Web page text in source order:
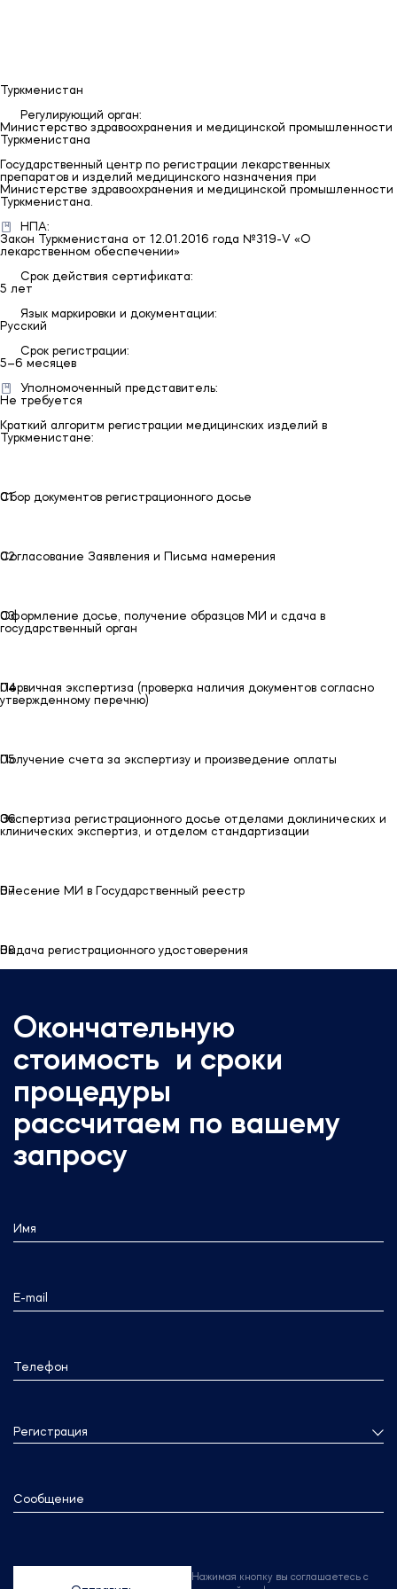
Туркменистан
Регулирующий орган:
Министерство здравоохранения и медицинской промышленности
Туркменистана
Государственный центр по регистрации лекарственных
препаратов и изделий медицинского назначения при
Министерстве здравоохранения и медицинской промышленности
Туркменистана.
НПА:
Закон Туркменистана от 12.01.2016 года №319-V «О
лекарственном обеспечении»
Срок действия сертификата:
5 лет
Язык маркировки и документации:
Русский
Срок регистрации:
5–6 месяцев
Уполномоченный представитель:
Не требуется
Краткий алгоритм регистрации медицинских изделий в
Туркменистане:
01
Сбор документов регистрационного досье
02
Согласование Заявления и Письма намерения
03
Оформление досье, получение образцов МИ и сдача в
государственный орган
04
Первичная экспертиза (проверка наличия документов согласно
утвержденному перечню)
05
Получение счета за экспертизу и произведение оплаты
06
Экспертиза регистрационного досье отделами доклинических и
клинических экспертиз, и отделом стандартизации
07
Внесение МИ в Государственный реестр
08
Выдача регистрационного удостоверения
Окончательную
стоимость и сроки
процедуры
рассчитаем по вашему
запросу
Имя
E-mail
Телефон
Регистрация
Сообщение
Нажимая кнопку вы соглашаетесь с